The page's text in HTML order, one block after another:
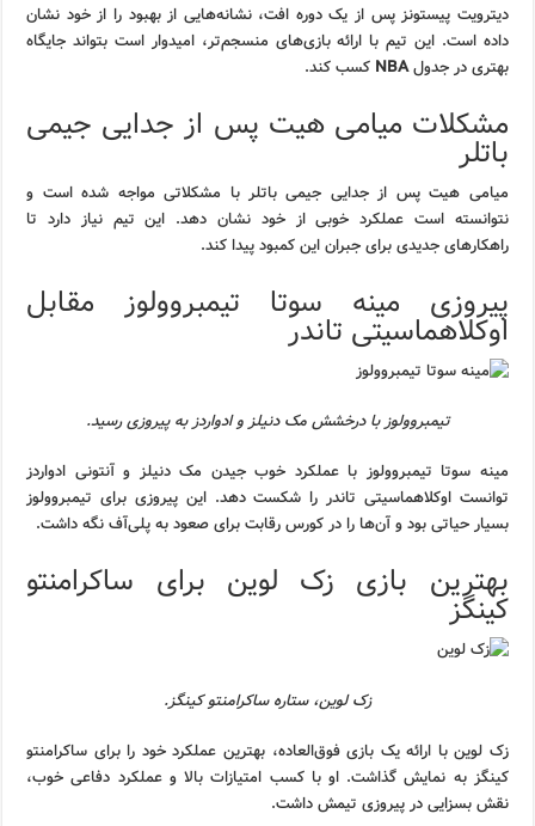
دیترویت پیستونز پس از یک دوره افت، نشانه‌هایی از بهبود را از خود نشان
داده است. این تیم با ارائه بازی‌های منسجم‌تر، امیدوار است بتواند جایگاه
بهتری در جدولNBA کسب کند.
مشکلات میامی هیت پس از جدایی جیمی
باتلر
میامی هیت پس از جدایی جیمی باتلر با مشکلاتی مواجه شده است و
نتوانسته است عملکرد خوبی از خود نشان دهد. این تیم نیاز دارد تا
راهکارهای جدیدی برای جبران این کمبود پیدا کند.
پیروزی مینه سوتا تیمبروولوز مقابل
اوکلاهماسیتی تاندر
تیمبروولوز با درخشش مک دنیلز و ادواردز به پیروزی رسید.
مینه سوتا تیمبروولوز با عملکرد خوب جیدن مک دنیلز و آنتونی ادواردز
توانست اوکلاهماسیتی تاندر را شکست دهد. این پیروزی برای تیمبروولوز
بسیار حیاتی بود و آن‌ها را در کورس رقابت برای صعود به پلی‌آف نگه داشت.
بهترین بازی زک لوین برای ساکرامنتو
کینگز
زک لوین، ستاره ساکرامنتو کینگز.
زک لوین با ارائه یک بازی فوق‌العاده، بهترین عملکرد خود را برای ساکرامنتو
کینگز به نمایش گذاشت. او با کسب امتیازات بالا و عملکرد دفاعی خوب،
نقش بسزایی در پیروزی تیمش داشت.